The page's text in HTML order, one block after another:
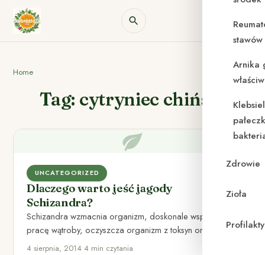
Arnika
Zdrowie
Zioła
Home
Tag: cytryniec chiński
UNCATEGORIZED
Dlaczego warto jeść jagody
Schizandra?
Schizandra wzmacnia organizm, doskonale wspomaga
pracę wątroby, oczyszcza organizm z toksyn oraz
pomaga zwalczyć stres oraz niweluje jego…
4 sierpnia, 2014•4 min czytania